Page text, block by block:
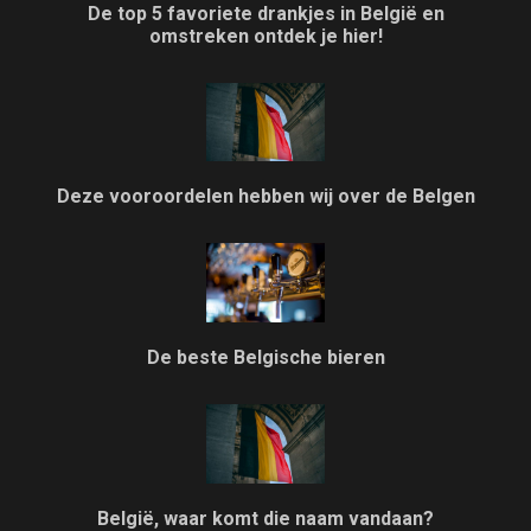
De top 5 favoriete drankjes in België en
omstreken ontdek je hier!
Deze vooroordelen hebben wij over de Belgen
De beste Belgische bieren
België, waar komt die naam vandaan?